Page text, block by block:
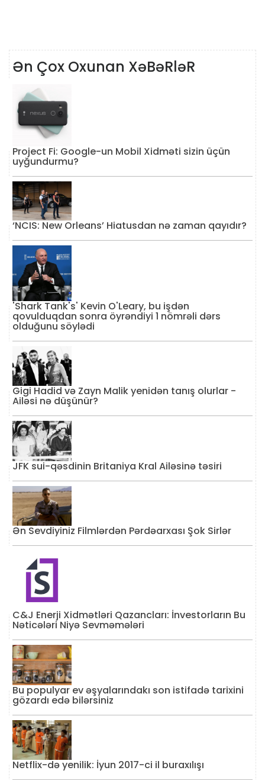
Ən Çox Oxunan XəBəRləR
Project Fi: Google-un Mobil Xidməti sizin üçün
uyğundurmu?
‘NCIS: New Orleans’ Hiatusdan nə zaman qayıdır?
'Shark Tank's' Kevin O'Leary, bu işdən
qovulduqdan sonra öyrəndiyi 1 nömrəli dərs
olduğunu söylədi
Gigi Hadid və Zayn Malik yenidən tanış olurlar -
Ailəsi nə düşünür?
JFK sui-qəsdinin Britaniya Kral Ailəsinə təsiri
Ən Sevdiyiniz Filmlərdən Pərdəarxası Şok Sirlər
C&J Enerji Xidmətləri Qazancları: İnvestorların Bu
Nəticələri Niyə Sevməmələri
Bu populyar ev əşyalarındakı son istifadə tarixini
gözardı edə bilərsiniz
Netflix-də yenilik: İyun 2017-ci il buraxılışı